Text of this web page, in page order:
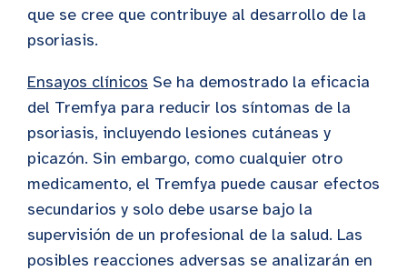
que se cree que contribuye al desarrollo de la
psoriasis.
Ensayos clínicos Se ha demostrado la eficacia
del Tremfya para reducir los síntomas de la
psoriasis, incluyendo lesiones cutáneas y
picazón. Sin embargo, como cualquier otro
medicamento, el Tremfya puede causar efectos
secundarios y solo debe usarse bajo la
supervisión de un profesional de la salud. Las
posibles reacciones adversas se analizarán en